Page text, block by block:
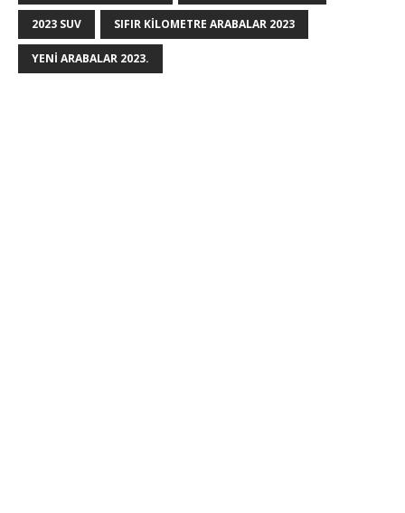
2023 SUV SIFIR KILOMETRE ARABALAR 2023
YENI ARABALAR 2023.